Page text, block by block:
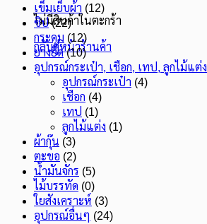
ไม่มีสินค้าในตะกร้า
กลับสู่หน้าร้านค้า
เข็มเย็บผ้า (12)
ซิป (22)
กระดุม (12)
ยางยืด (10)
อุปกรณ์กระเป๋า, เชือก, เทป, ลูกไม้แต่ง
อุปกรณ์กระเป๋า (4)
เชือก (4)
เทป (1)
ลูกไม้แต่ง (1)
ผ้ากุ๊น (3)
ตะขอ (2)
น้ำมันจักร (5)
ไม้บรรทัด (0)
ใยสังเคราะห์ (3)
อุปกรณ์อื่นๆ (24)